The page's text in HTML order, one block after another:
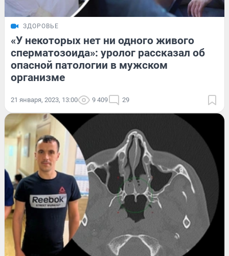
ЗДОРОВЬЕ
«У некоторых нет ни одного живого
сперматозоида»: уролог рассказал об
опасной патологии в мужском
организме
21 января, 2023, 13:00 9 409 29